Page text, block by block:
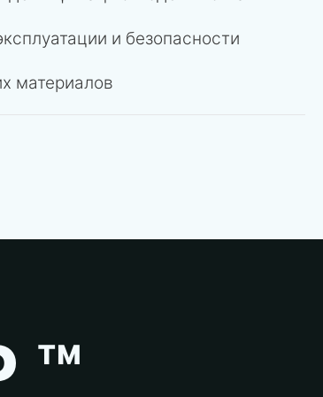
и безопасности
материалов
™